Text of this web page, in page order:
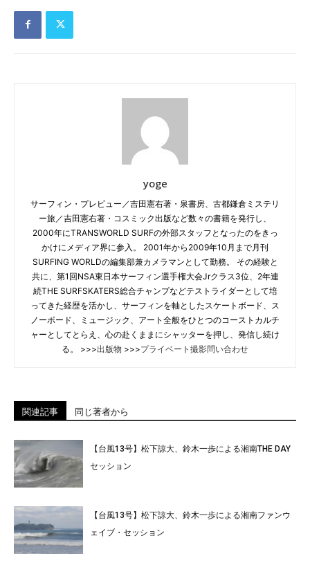
yoge
サーフィン・プレビュー／吉田憲右著・泉書房、古都鎌倉ミステリ
ー旅／吉田憲右著・コスミック出版など数々の書籍を発行し、
2000年にTRANSWORLD SURFの外部スタッフとなったのをきっ
かけにメディア界に参入。 2001年から2009年10月まで月刊
SURFING WORLDの編集部兼カメラマンとして勤務。 その経験と
共に、第1回NSA東日本サーフィン選手権大会Jrクラス3位、2年連
続THE SURFSKATERS総合チャンプなどテストライダーとして培
ってきた経歴を活かし、サーフィンを軸としたスケートボード、ス
ノーボード、ミュージック、アート全般をひとつのコーストカルチ
ャーとしてとらえ、心の赴くままにシャッターを押し、発信し続け
る。 >>>出版物 >>>プライベート撮影問い合わせ
関連記事 同じ著者から
【台風13号】松下諒大、鈴木一歩による湘南THE DAY
セッション
【台風13号】松下諒大、鈴木一歩による湘南ファンウ
ェイブ・セッション